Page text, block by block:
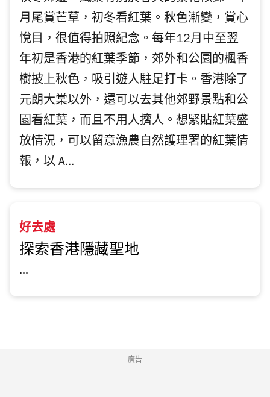
月尾賞芒草，初冬看紅葉。秋色漸變，賞心
悅目，很值得拍照紀念。每年12月中至翌
年初是香港的紅葉季節，郊外和公園的楓香
樹披上秋色，吸引遊人駐足打卡。香港除了
元朗大棠以外，還可以去其他郊野景點和公
園看紅葉，而且不用人擠人。想緊貼紅葉盛
放情況，可以留意漁農自然護理署的紅葉情
報，以 A...
好去處
探索香港隱藏聖地
...
廣告